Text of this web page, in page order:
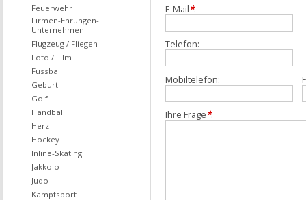
E-Mail*:
Telefon:
Mobiltelefon:
Ihre Frage*:
Feuerwehr
Firmen-Ehrungen-
Unternehmen
Flugzeug / Fliegen
Foto / Film
Fussball
Geburt
Golf
Handball
Herz
Hockey
Inline-Skating
Jakkolo
Judo
Kampfsport